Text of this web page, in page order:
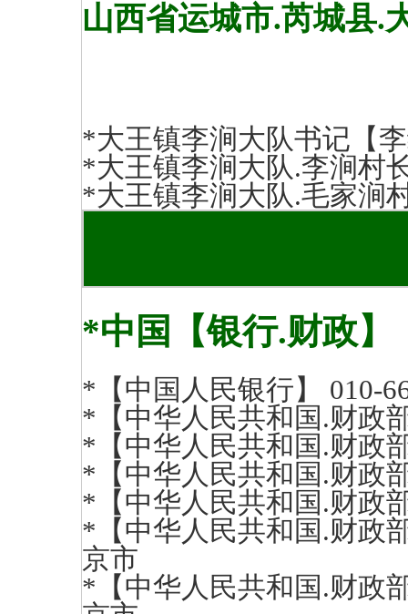
山西省运城市.芮城县.
*大王镇李涧大队书记【
*大王镇李涧大队.李涧村
*大王镇李涧大队.毛家涧
*中国【银行.财政】
*【中国人民银行】 010-
*【中华人民共和国.财政
*【中华人民共和国.财政
*【中华人民共和国.财政
*【中华人民共和国.财政
*【中华人民共和国.财政
京市
*【中华人民共和国.财政